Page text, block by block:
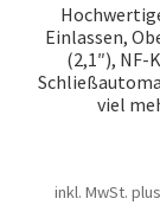
Einlassen,
(2,1″), NF-
viel
inkl. MwSt.